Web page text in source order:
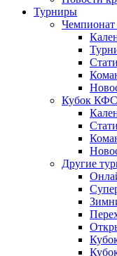
Турниры
Кубок КФС
Другие